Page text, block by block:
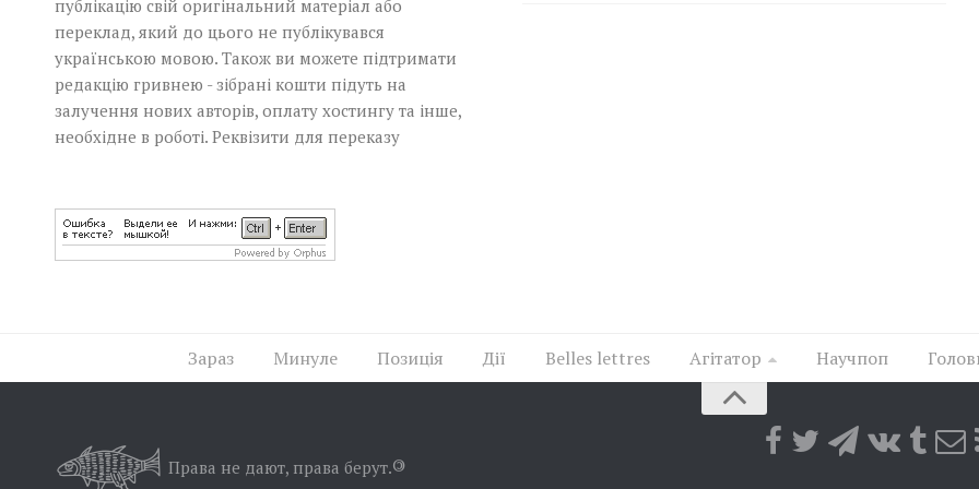
публікацію свій оригінальний матеріал або
переклад, який до цього не публікувався
українською мовою. Також ви можете підтримати
редакцію гривнею - зібрані кошти підуть на
залучення нових авторів, оплату хостингу та інше,
необхідне в роботі. Реквізити для переказу
Зараз Минуле Позиція Дії Belles lettres Агітатор Научпоп
Права не дают, права берут.©